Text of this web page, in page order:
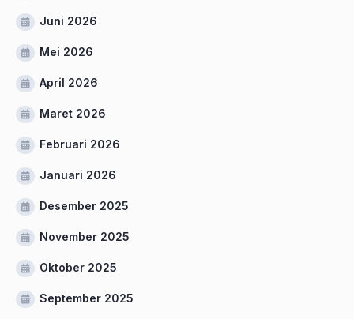
Juni 2026
Mei 2026
April 2026
Maret 2026
Februari 2026
Januari 2026
Desember 2025
November 2025
Oktober 2025
September 2025